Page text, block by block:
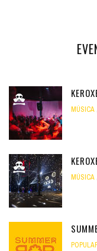
MÚSICA
MÚSICA